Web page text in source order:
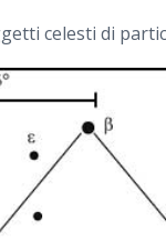
celesti di